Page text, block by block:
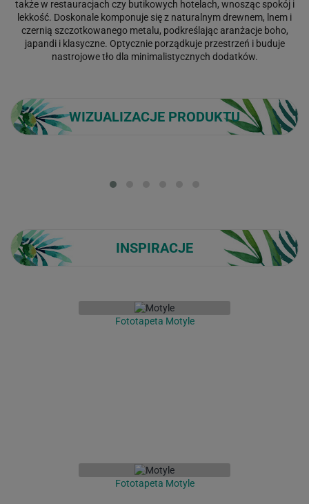
także w restauracjach czy butikowych hotelach, wnosząc spokój i
lekkość. Doskonale komponuje się z naturalnym drewnem, lnem i
czernią szczotkowanego metalu, podkreślając aranżacje boho,
japandi i klasyczne. Optycznie porządkuje przestrzeń i buduje
nastrojowe tło dla minimalistycznych dodatków.
WIZUALIZACJE PRODUKTU
INSPIRACJE
Fototapeta Motyle
Fototapeta Motyle